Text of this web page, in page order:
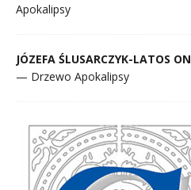
Apokalipsy
JÓZEFA ŚLUSARCZYK-LATOS ON
— Drzewo Apokalipsy